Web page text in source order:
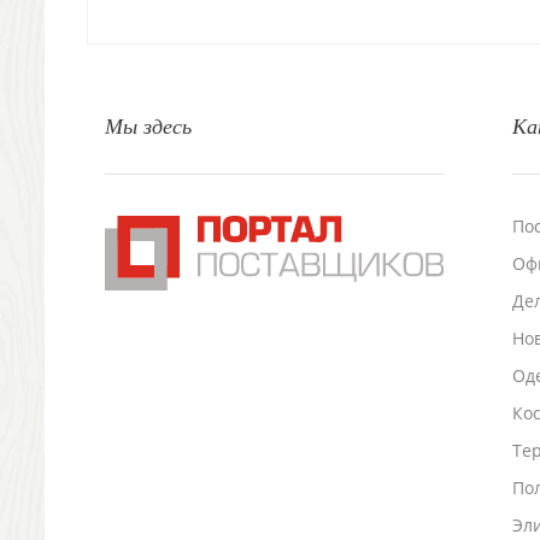
Подставки для визиток записок телефонов
Промо
Антистрессы
Мы здесь